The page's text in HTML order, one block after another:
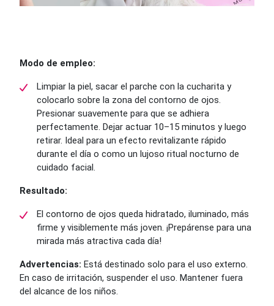
Modo de empleo:
Limpiar la piel, sacar el parche con la cucharita y
colocarlo sobre la zona del contorno de ojos.
Presionar suavemente para que se adhiera
perfectamente. Dejar actuar 10–15 minutos y luego
retirar. Ideal para un efecto revitalizante rápido
durante el día o como un lujoso ritual nocturno de
cuidado facial.
Resultado:
El contorno de ojos queda hidratado, iluminado, más
firme y visiblemente más joven. ¡Prepárense para una
mirada más atractiva cada día!
Advertencias: Está destinado solo para el uso externo.
En caso de irritación, suspender el uso. Mantener fuera
del alcance de los niños.